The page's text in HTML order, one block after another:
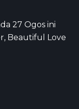
27 Ogos ini
Beautiful Love